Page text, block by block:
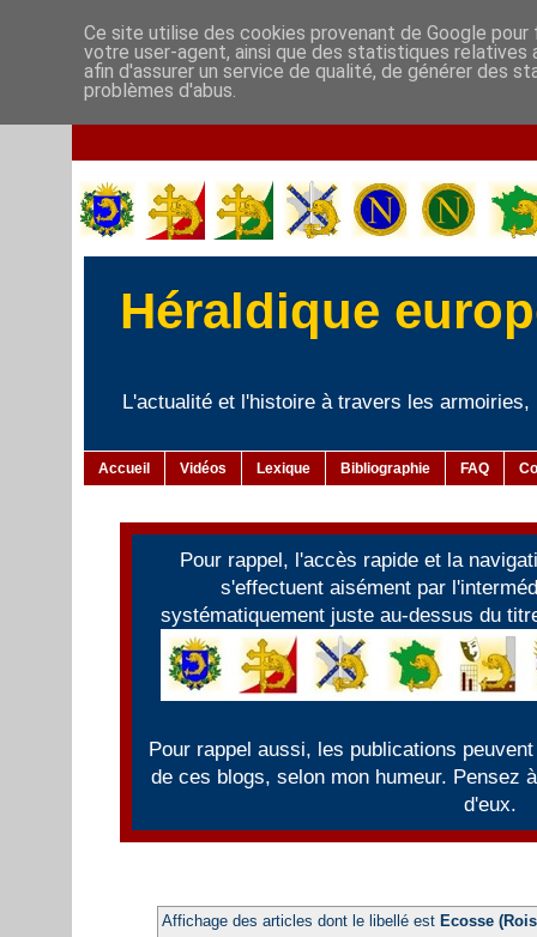
Héraldique
L'actualité et l'histoire à travers les
Accueil Vidéos Lexique Bibliographie FAQ
Pour rappel, l'accès rapide et la
s'effectuent aisément par
systématiquement juste au-dessus du
Pour rappel aussi, les publications
de ces blogs, selon mon humeur. Pensez
d'eux.
Affichage des articles dont le libellé est Ecosse
Ce site utilise des cookies provenant de Google
votre user-agent, ainsi que des statistiques
afin d'assurer un service de qualité, de générer des
problèmes d'abus.